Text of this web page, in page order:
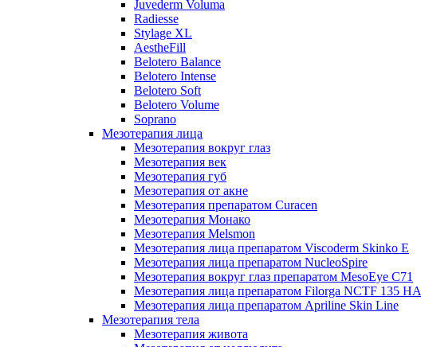
Juvederm Voluma
Radiesse
Stylage XL
AestheFill
Belotero Balance
Belotero Intense
Belotero Soft
Belotero Volume
Soprano
Мезотерапия лица
Мезотерапия вокруг глаз
Мезотерапия век
Мезотерапия губ
Мезотерапия от акне
Мезотерапия препаратом Curacen
Мезотерапия Монако
Мезотерапия Melsmon
Мезотерапия лица препаратом Viscoderm Skinko E
Мезотерапия лица препаратом NucleoSpire
Мезотерапия вокруг глаз препаратом MesoEye С71
Мезотерапия лица препаратом Filorga NCTF 135 HA
Мезотерапия лица препаратом Apriline Skin Line
Мезотерапия тела
Мезотерапия живота